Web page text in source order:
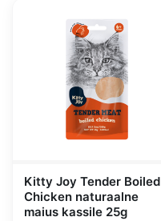
Kitty Joy Tender Boiled
Chicken naturaalne
maius kassile 25g